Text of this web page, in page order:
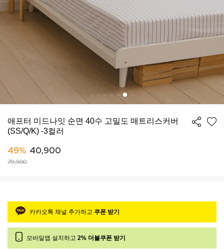
애프터 미드나잇 순면 40수 고밀도 매트리스커버
(SS/Q/K) -3컬러
49% 40,900
79,900
카카오톡 채널 추가하고 쿠폰 받기
모바일앱 설치하고 2% 더블쿠폰 받기